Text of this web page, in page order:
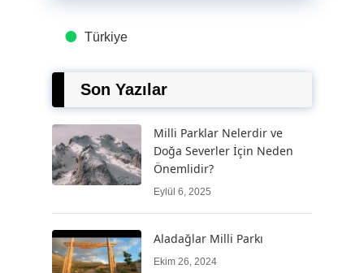
Türkiye
Son Yazılar
Milli Parklar Nelerdir ve
Doğa Severler İçin Neden
Önemlidir?
Eylül 6, 2025
Aladağlar Milli Parkı
Ekim 26, 2024